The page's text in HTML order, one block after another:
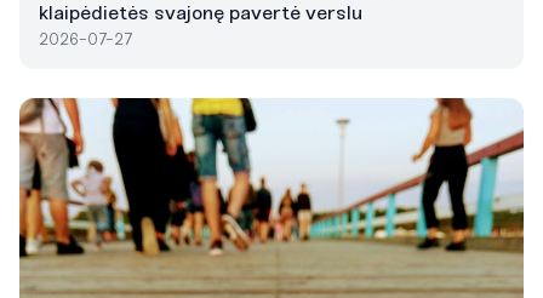
klaipėdietės svajonę pavertė verslu
2026-07-27